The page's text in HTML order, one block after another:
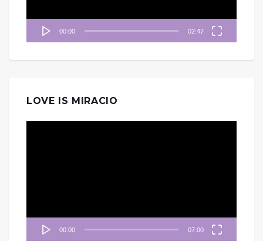
00:00 02:47
LOVE IS MIRACIO
00:00 07:00